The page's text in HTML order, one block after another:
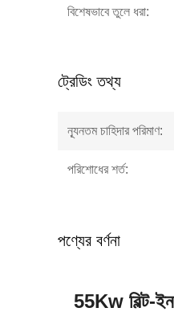
বিশেষভাবে তুলে ধরা:
ট্রেডিং তথ্য
ন্যূনতম চাহিদার পরিমাণ:
পরিশোধের শর্ত:
পণ্যের বর্ণনা
55Kw বিল্ট-ইন